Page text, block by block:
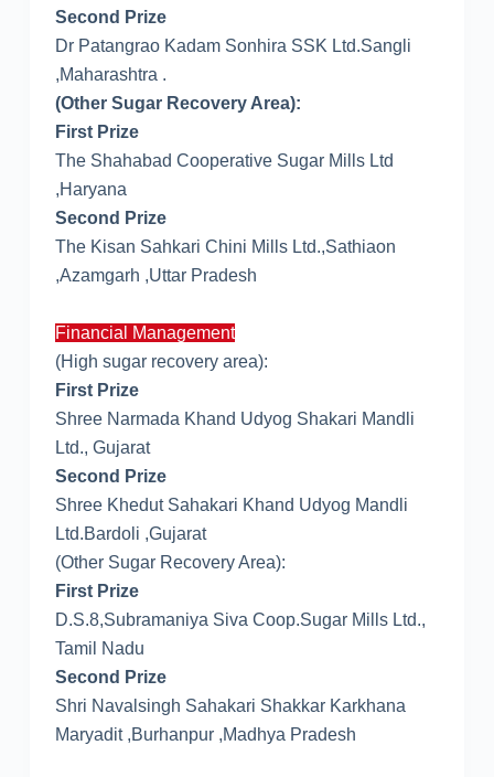
Second Prize
Dr Patangrao Kadam Sonhira SSK Ltd.Sangli
,Maharashtra .
(Other Sugar Recovery Area):
First Prize
The Shahabad Cooperative Sugar Mills Ltd
,Haryana
Second Prize
The Kisan Sahkari Chini Mills Ltd.,Sathiaon
,Azamgarh ,Uttar Pradesh
Financial Management
(High sugar recovery area):
First Prize
Shree Narmada Khand Udyog Shakari Mandli
Ltd., Gujarat
Second Prize
Shree Khedut Sahakari Khand Udyog Mandli
Ltd.Bardoli ,Gujarat
(Other Sugar Recovery Area):
First Prize
D.S.8,Subramaniya Siva Coop.Sugar Mills Ltd.,
Tamil Nadu
Second Prize
Shri Navalsingh Sahakari Shakkar Karkhana
Maryadit ,Burhanpur ,Madhya Pradesh